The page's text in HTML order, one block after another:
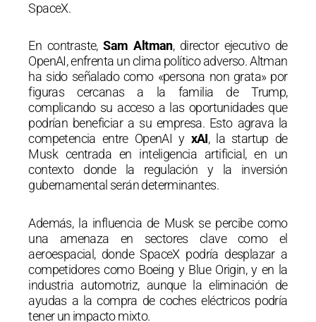
SpaceX.
En contraste,Sam Altman, director ejecutivo de
OpenAI, enfrenta un clima político adverso. Altman
ha sido señalado como «persona non grata» por
figuras cercanas a la familia de Trump,
complicando su acceso a las oportunidades que
podrían beneficiar a su empresa. Esto agrava la
competencia entre OpenAI y xAI, la startup de
Musk centrada en inteligencia artificial, en un
contexto donde la regulación y la inversión
gubernamental serán determinantes.
Además, la influencia de Musk se percibe como
una amenaza en sectores clave como el
aeroespacial, donde SpaceX podría desplazar a
competidores como Boeing y Blue Origin, y en la
industria automotriz, aunque la eliminación de
ayudas a la compra de coches eléctricos podría
tener un impacto mixto.